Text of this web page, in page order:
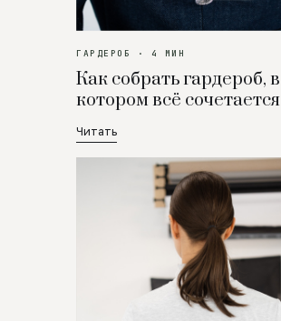
ГАРДЕРОБ · 4 МИН
Как собрать гардероб, в
котором всё сочетается
Читать